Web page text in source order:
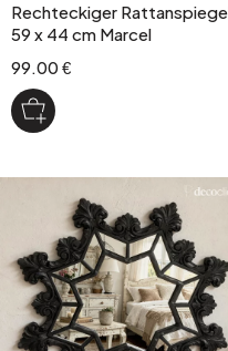
Rechteckiger
59 x 44 cm Marcel
99.00 €